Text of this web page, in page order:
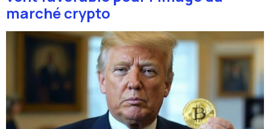
marché crypto